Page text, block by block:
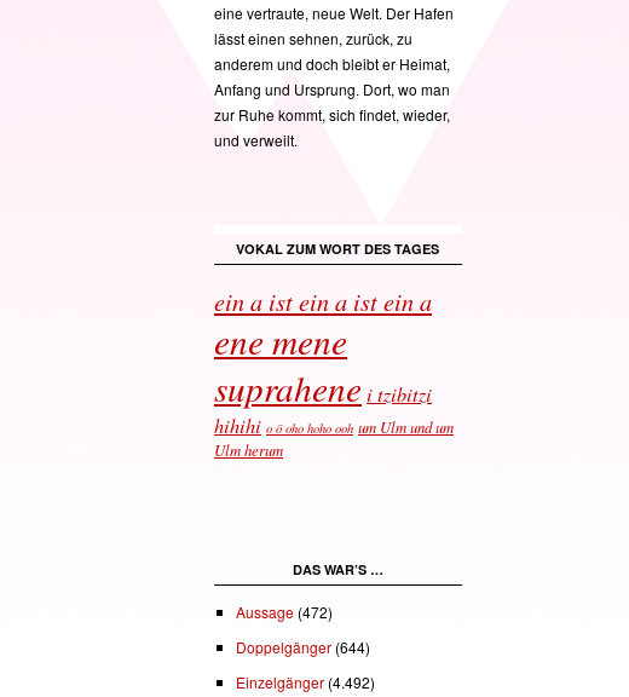
eine vertraute, neue Welt. Der Hafen
lässt einen sehnen, zurück, zu
anderem und doch bleibt er Heimat,
Anfang und Ursprung. Dort, wo man
zur Ruhe kommt, sich findet, wieder,
und verweilt.
VOKAL ZUM WORT DES TAGES
ein a ist ein a ist ein a
ene mene
suprahene i tzibitzi
hihihi o ö oho hoho ooh um Ulm und um
Ulm herum
DAS WAR’S …
Aussage (472)
Doppelgänger (644)
Einzelgänger (4.492)